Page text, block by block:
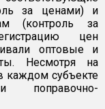
за ценами) и
(контроль за
цен
оптовые и
Несмотря на
каждом субъекте
поправочно-